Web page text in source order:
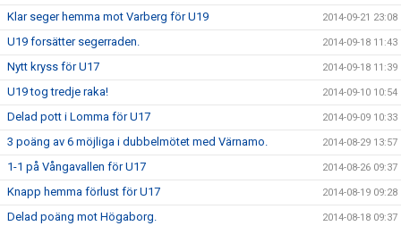
Klar seger hemma mot Varberg för U19 2014-09-21 23:08
U19 forsätter segerraden. 2014-09-18 11:43
Nytt kryss för U17 2014-09-18 11:39
U19 tog tredje raka! 2014-09-10 10:54
Delad pott i Lomma för U17 2014-09-09 10:33
3 poäng av 6 möjliga i dubbelmötet med Värnamo. 2014-08-29 13:57
1-1 på Vångavallen för U17 2014-08-26 09:37
Knapp hemma förlust för U17 2014-08-19 09:28
Delad poäng mot Högaborg. 2014-08-18 09:37